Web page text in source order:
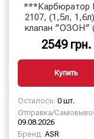
Ремкомплект
Топливный бак
***Карбюратор
2107, (1,5л,
клапан ″ОЗОН″
2549 грн.
Купить
Осталось: 0 шт.
Отправка/
09.08.2026
Бренд: ASR